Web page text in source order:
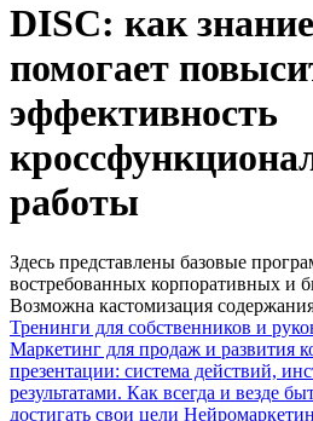
DISC: как
помогает
эффективность
работы
Здесь представлены базовые
востребованных корпоративных и
Возможна кастомизация
Тренинги для собственников и
Маркетинг для продаж и развития
презентации: система действий,
результатами. Как всегда и везде
достигать свои цели